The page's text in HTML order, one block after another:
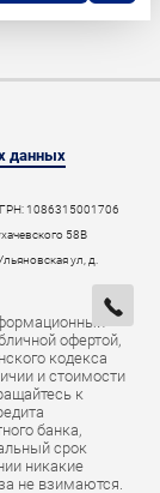
данных
1086315001706
58В
ул, д.
офертой,
кодекса
и стоимости
к
банка,
срок
никакие
не взимаются.